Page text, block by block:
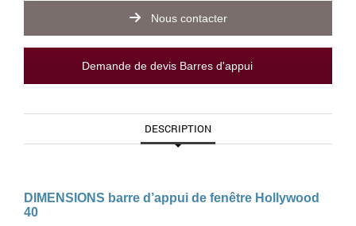
Nous contacter
Demande de devis Barres d'appui
DESCRIPTION
DIMENSIONS barre d’appui de fenêtre Hollywood
40